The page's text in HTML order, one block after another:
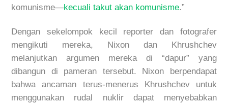
komunisme—kecuali takut akan komunisme.”
Dengan sekelompok kecil reporter dan fotografer
mengikuti mereka, Nixon dan Khrushchev
melanjutkan argumen mereka di “dapur” yang
dibangun di pameran tersebut. Nixon berpendapat
bahwa ancaman terus-menerus Khrushchev untuk
menggunakan rudal nuklir dapat menyebabkan